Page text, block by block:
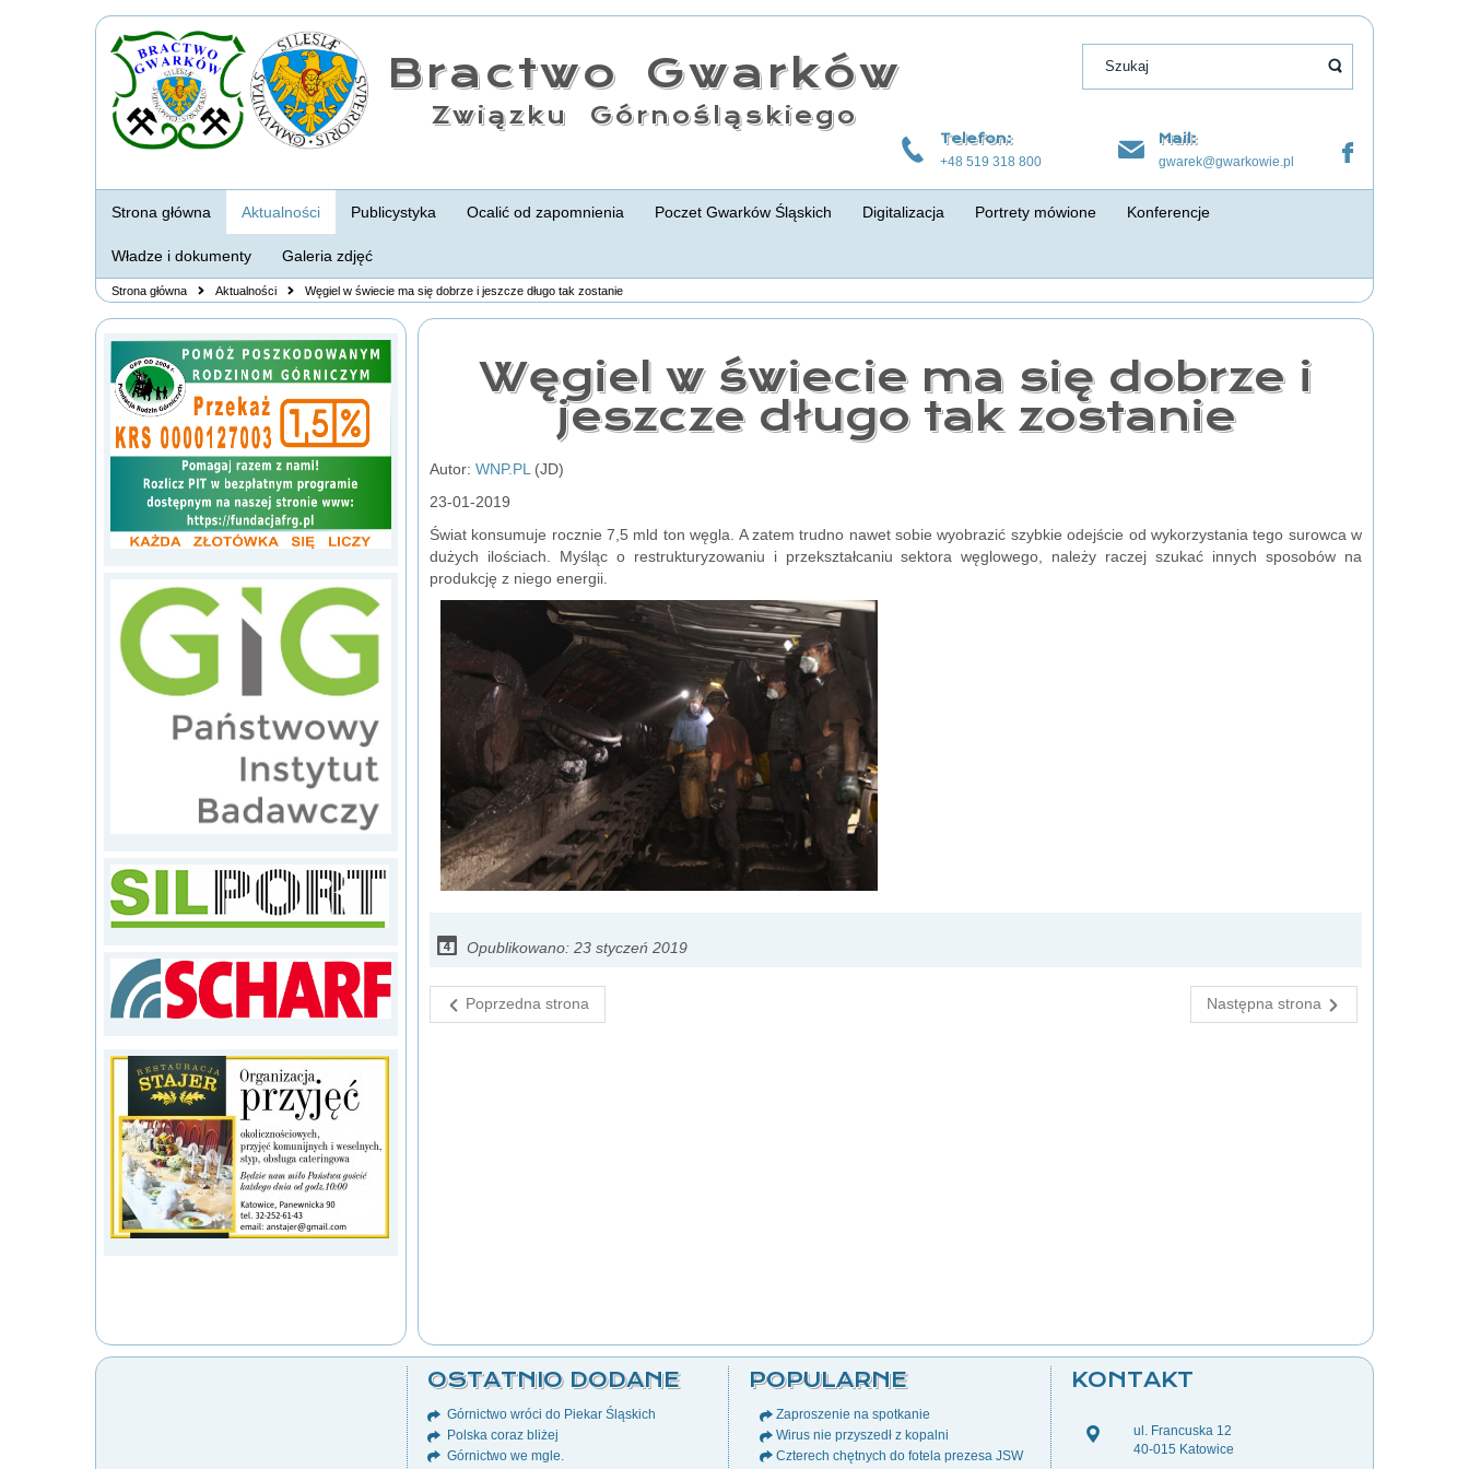
Bractwo Gwarków
Związku Górnośląskiego
Telefon:
+48 519 318 800
Mail:
gwarek@gwarkowie.pl
Strona główna Aktualności Publicystyka Ocalić od zapomnienia Poczet Gwarków Śląskich Digitalizacja Portrety mówione Konferencje
Władze i dokumenty Galeria zdjęć
Strona główna Aktualności Węgiel w świecie ma się dobrze i jeszcze długo tak zostanie
Węgiel w świecie ma się dobrze i
jeszcze długo tak zostanie
Autor: WNP.PL(JD)
23-01-2019
Świat konsumuje rocznie 7,5 mld ton węgla. A zatem trudno nawet sobie wyobrazić szybkie odejście od wykorzystania tego surowca w
dużych ilościach. Myśląc o restrukturyzowaniu i przekształcaniu sektora węglowego, należy raczej szukać innych sposobów na
produkcję z niego energii.
Opublikowano: 23 styczeń 2019
Poprzedna strona Następna strona
OSTATNIO DODANE
Górnictwo wróci do Piekar Śląskich
Polska coraz bliżej
Górnictwo we mgle.
POPULARNE
Zaproszenie na spotkanie
Wirus nie przyszedł z kopalni
Czterech chętnych do fotela prezesa JSW
KONTAKT
ul. Francuska 12
40-015 Katowice